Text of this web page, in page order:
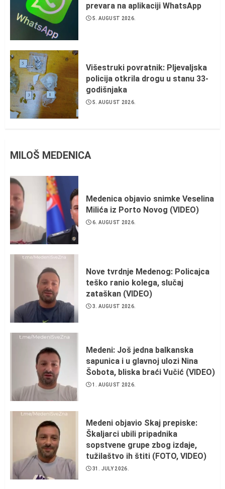
prevara na aplikaciji WhatsApp
5. AUGUST 2026.
Višestruki povratnik: Pljevaljska
policija otkrila drogu u stanu 33-
godišnjaka
5. AUGUST 2026.
MILOŠ MEDENICA
Medenica objavio snimke Veselina
Milića iz Porto Novog (VIDEO)
6. AUGUST 2026.
Nove tvrdnje Medenog: Policajca
teško ranio kolega, slučaj
zataškan (VIDEO)
3. AUGUST 2026.
Medeni: Još jedna balkanska
sapunica i u glavnoj ulozi Nina
Šobota, bliska braći Vučić (VIDEO)
1. AUGUST 2026.
Medeni objavio Skaj prepiske:
Škaljarci ubili pripadnika
sopstvene grupe zbog izdaje,
tužilaštvo ih štiti (FOTO, VIDEO)
31. JULY 2026.